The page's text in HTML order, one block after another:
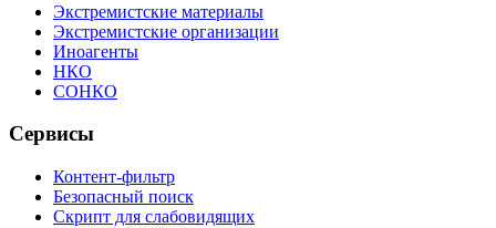
Экстремистские материалы
Экстремистские организации
Иноагенты
НКО
СОНКО
Сервисы
Контент-фильтр
Безопасный поиск
Скрипт для слабовидящих